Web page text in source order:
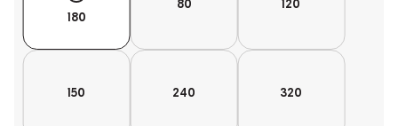
180
80 120
150 240 320